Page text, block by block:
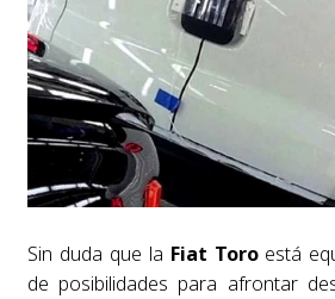
Sin duda que la Fiat Toroestá
de posibilidades para afrontar